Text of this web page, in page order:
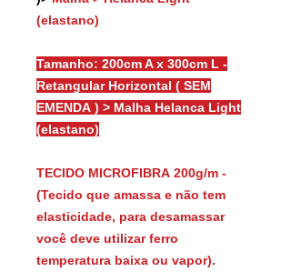
(elastano)
Tamanho: 200cm A x 300cm L -
Retangular Horizontal ( SEM
EMENDA ) > Malha Helanca Light
(elastano)
TECIDO MICROFIBRA 200g/m -
(Tecido que amassa e não tem
elasticidade, para desamassar
você deve utilizar ferro
temperatura baixa ou vapor).